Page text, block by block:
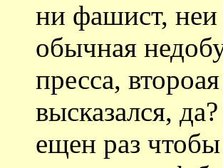
ни фашист,
обычная
пресса,
высказался,
ещен раз